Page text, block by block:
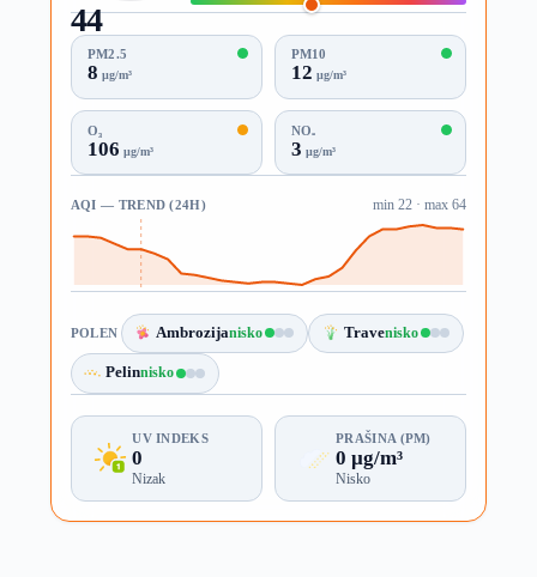
44
AQI
PM2.5
8 µg/m³
PM10
12 µg/m³
O₃
106 µg/m³
NO₂
3 µg/m³
AQI — TREND (24H) min 22 · max 64
POLEN Ambrozijanisko Travenisko
Pelinnisko
UV INDEKS
0
Nizak
PRAŠINA (PM)
0 µg/m³
Nisko